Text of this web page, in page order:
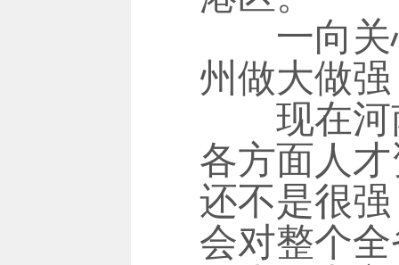
一向关心
州做大做
现在河南
各方面人
还不是很
会对整个